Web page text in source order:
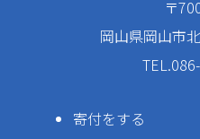
〒
岡山県岡山市
寄付をする